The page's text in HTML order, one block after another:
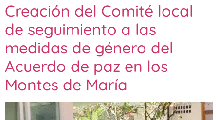
Creación del Comité local
de seguimiento a las
medidas de género del
Acuerdo de paz en los
Montes de María